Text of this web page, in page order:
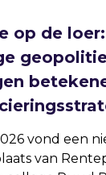
op de
vond een
van